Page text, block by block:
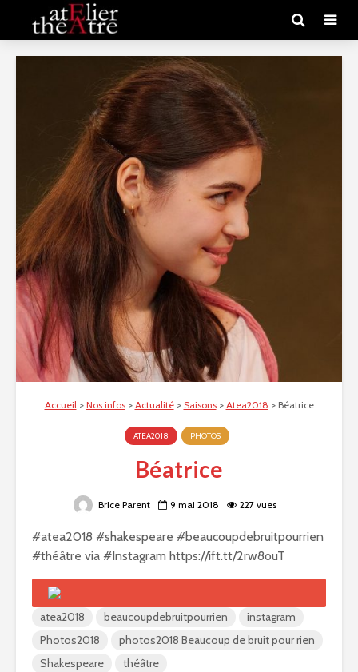
Accueil> Nos infos> Actualité> Saisons> Atea2018 > Béatrice
ATEA2018 PHOTOS
Béatrice
Brice Parent 9 mai 2018 227 vues
#atea2018 #shakespeare #beaucoupdebruitpourrien
#théâtre via #Instagram https://ift.tt/2rw8ouT
atea2018 beaucoupdebruitpourrien
instagram
Photos2018
photos2018 Beaucoup de bruit pour rien
Shakespeare
théâtre